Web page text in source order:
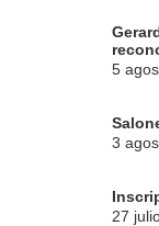
5
3
27